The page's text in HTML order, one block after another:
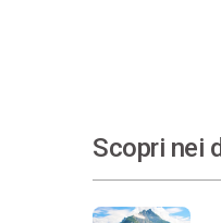
Scopri nei